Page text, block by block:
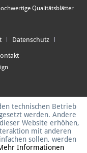
Qualitätsblätter
Datenschutz
technischen Betrieb
werden. Andere
Website erhöhen,
mit anderen
sollen, werden
Informationen